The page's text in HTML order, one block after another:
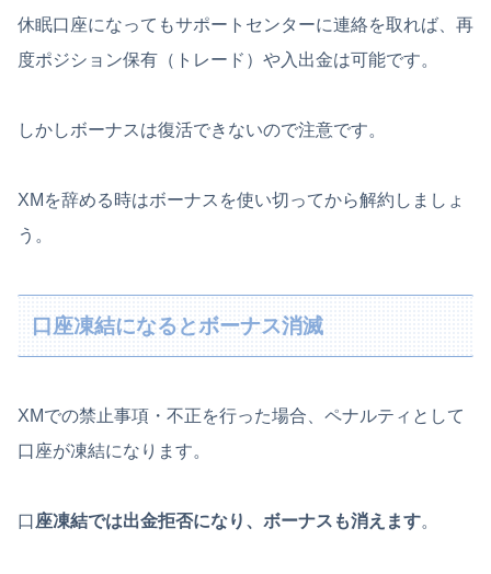
休眠口座になってもサポートセンターに連絡を取れば、再
度ポジション保有（トレード）や入出金は可能です。
しかしボーナスは復活できないので注意です。
XMを辞める時はボーナスを使い切ってから解約しましょ
う。
口座凍結になるとボーナス消滅
XMでの禁止事項・不正を行った場合、ペナルティとして
口座が凍結になります。
口座凍結では出金拒否になり、ボーナスも消えます。